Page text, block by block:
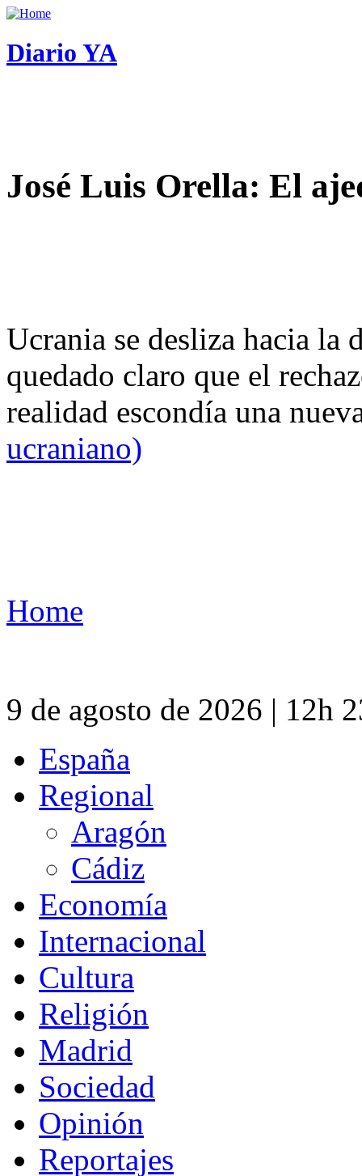
Diario YA
José Luis Orella: El
Ucrania se desliza hacia
quedado claro que el
realidad escondía una
ucraniano)
Home
9 de agosto de 2026 | 12h
España
Regional
Aragón
Cádiz
Economía
Internacional
Cultura
Religión
Madrid
Sociedad
Opinión
Reportajes